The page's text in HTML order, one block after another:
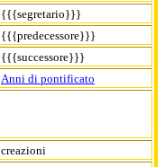
{{{segretario}}}
{{{predecessore}}}
{{{successore}}}
Anni di pontificato
creazioni